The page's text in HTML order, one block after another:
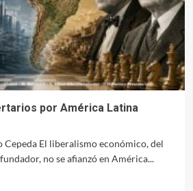
por América Latina
Cepeda El liberalismo económico, del
no se afianzó en América...